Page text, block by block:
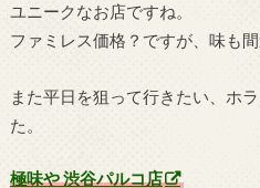
ユニークなお店ですね。
ファミレス価格？ですが、味も間
また平日を狙って行きたい、ホ
た。
極味や 渋谷パルコ店